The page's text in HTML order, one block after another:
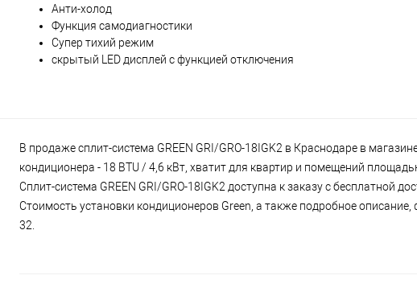
Анти-холод
Функция самодиагностики
Супер тихий режим
скрытый LED дисплей с функцией отключения
В продаже сплит-система GREEN GRI/GRO-18IGK2 в Краснодаре в
кондиционера - 18 BTU / 4,6 кВт, хватит для квартир и помещений
Сплит-система GREEN GRI/GRO-18IGK2 доступна к заказу с бесплатной
Стоимость установки кондиционеров Green, а также подробное
32.